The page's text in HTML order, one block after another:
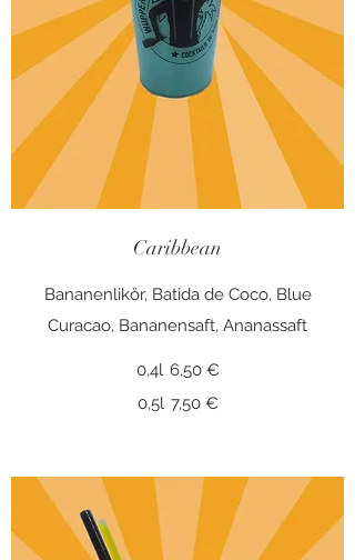
Caribbean
Bananenlikör, Batida de Coco, Blue
Curacao, Bananensaft, Ananassaft
0,4l 6,50 €
0,5l 7,50 €